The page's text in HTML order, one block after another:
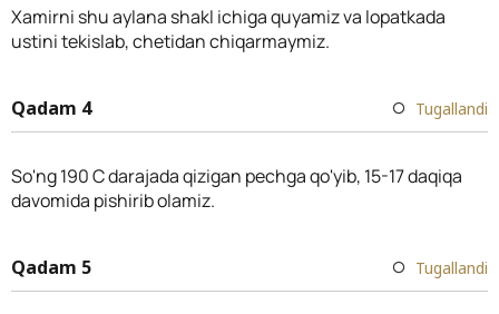
Xamirni shu aylana shakl ichiga quyamiz va lopatkada
ustini tekislab, chetidan chiqarmaymiz.
Qadam 4 Tugallandi
So'ng 190 С darajada qizigan pechga qo'yib, 15-17 daqiqa
davomida pishirib olamiz.
Qadam 5 Tugallandi